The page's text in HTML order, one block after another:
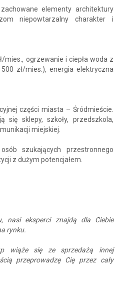
elementy architektury
niepowtarzalny charakter i
mies., ogrzewanie i ciepła woda z
zł/mies.), energia elektryczna
części miasta – Śródmieście.
się sklepy, szkoły, przedszkola,
miejskiej.
szukających przestronnego
z dużym potencjałem.
nasi eksperci znajdą dla Ciebie
rynku.
wiąże się ze sprzedażą innej
przeprowadzę Cię przez cały